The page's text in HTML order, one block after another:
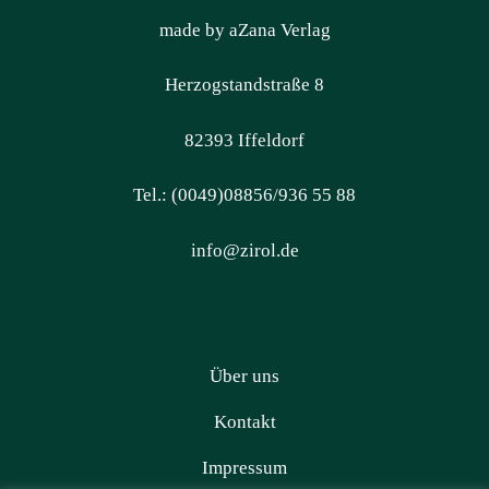
made by aZana Verlag
Herzogstandstraße 8
82393 Iffeldorf
Tel.: (0049)08856/936 55 88
info@zirol.de
Über uns
Kontakt
Impressum